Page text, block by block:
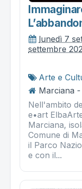
lunedì 7
settembre
Arte e
Marciana
Nell'ambito
e•art
Marciana,
Comune di
il Parco
e con il...